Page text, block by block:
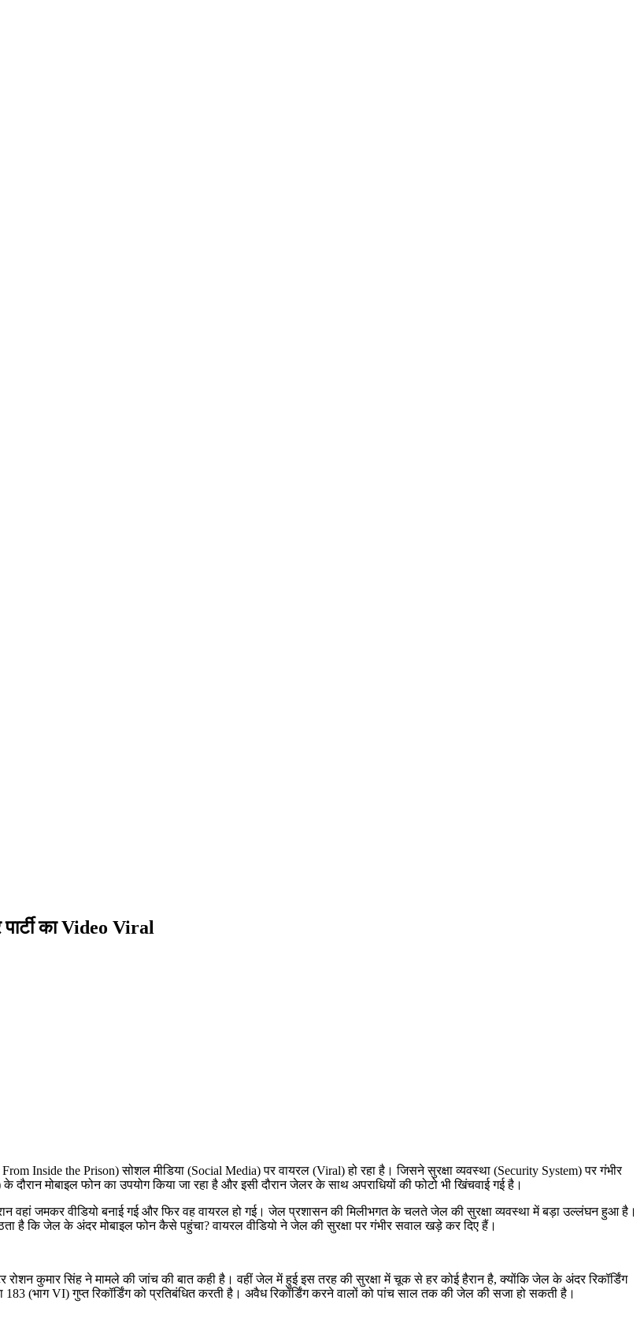
का Video Viral
Inside the Prison) सोशल मीडिया (Social Media) पर वायरल (Viral) हो रहा है। जिसने सुरक्षा व्यवस्था (Security System) पर गंभीर
मोबाइल फोन का उपयोग किया जा रहा है और इसी दौरान जेलर के साथ अपराधियों की फोटो भी खिंचवाई गई है।
वहां जमकर वीडियो बनाई गई और फिर वह वायरल हो गई। जेल प्रशासन की मिलीभगत के चलते जेल की सुरक्षा व्यवस्था में बड़ा उल्लंघन हुआ है।
है कि जेल के अंदर मोबाइल फोन कैसे पहुंचा? वायरल वीडियो ने जेल की सुरक्षा पर गंभीर सवाल खड़े कर दिए हैं।
कुमार सिंह ने मामले की जांच की बात कही है। वहीं जेल में हुई इस तरह की सुरक्षा में चूक से हर कोई हैरान है, क्योंकि जेल के अंदर रिकॉर्डिंग
(भाग VI) गुप्त रिकॉर्डिंग को प्रतिबंधित करती है। अवैध रिकॉर्डिंग करने वालों को पांच साल तक की जेल की सजा हो सकती है।